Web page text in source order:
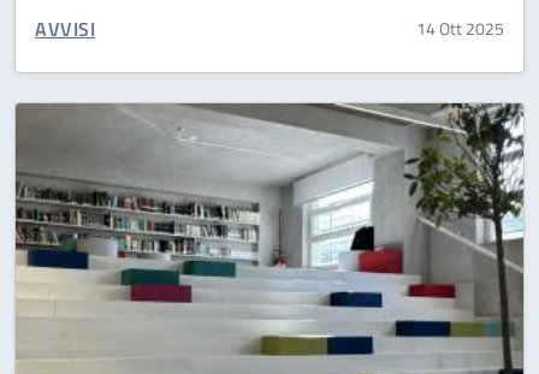
CATEGORIA CORRELATA:
AVVISI 14 Ott 2025